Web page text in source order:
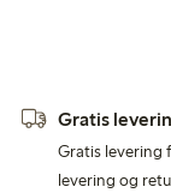
Gratis
Gratis levering
levering og